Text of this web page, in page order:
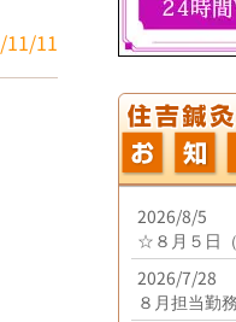
11/11
2026/8/5
☆８月５日
2026/7/28
８月担当勤